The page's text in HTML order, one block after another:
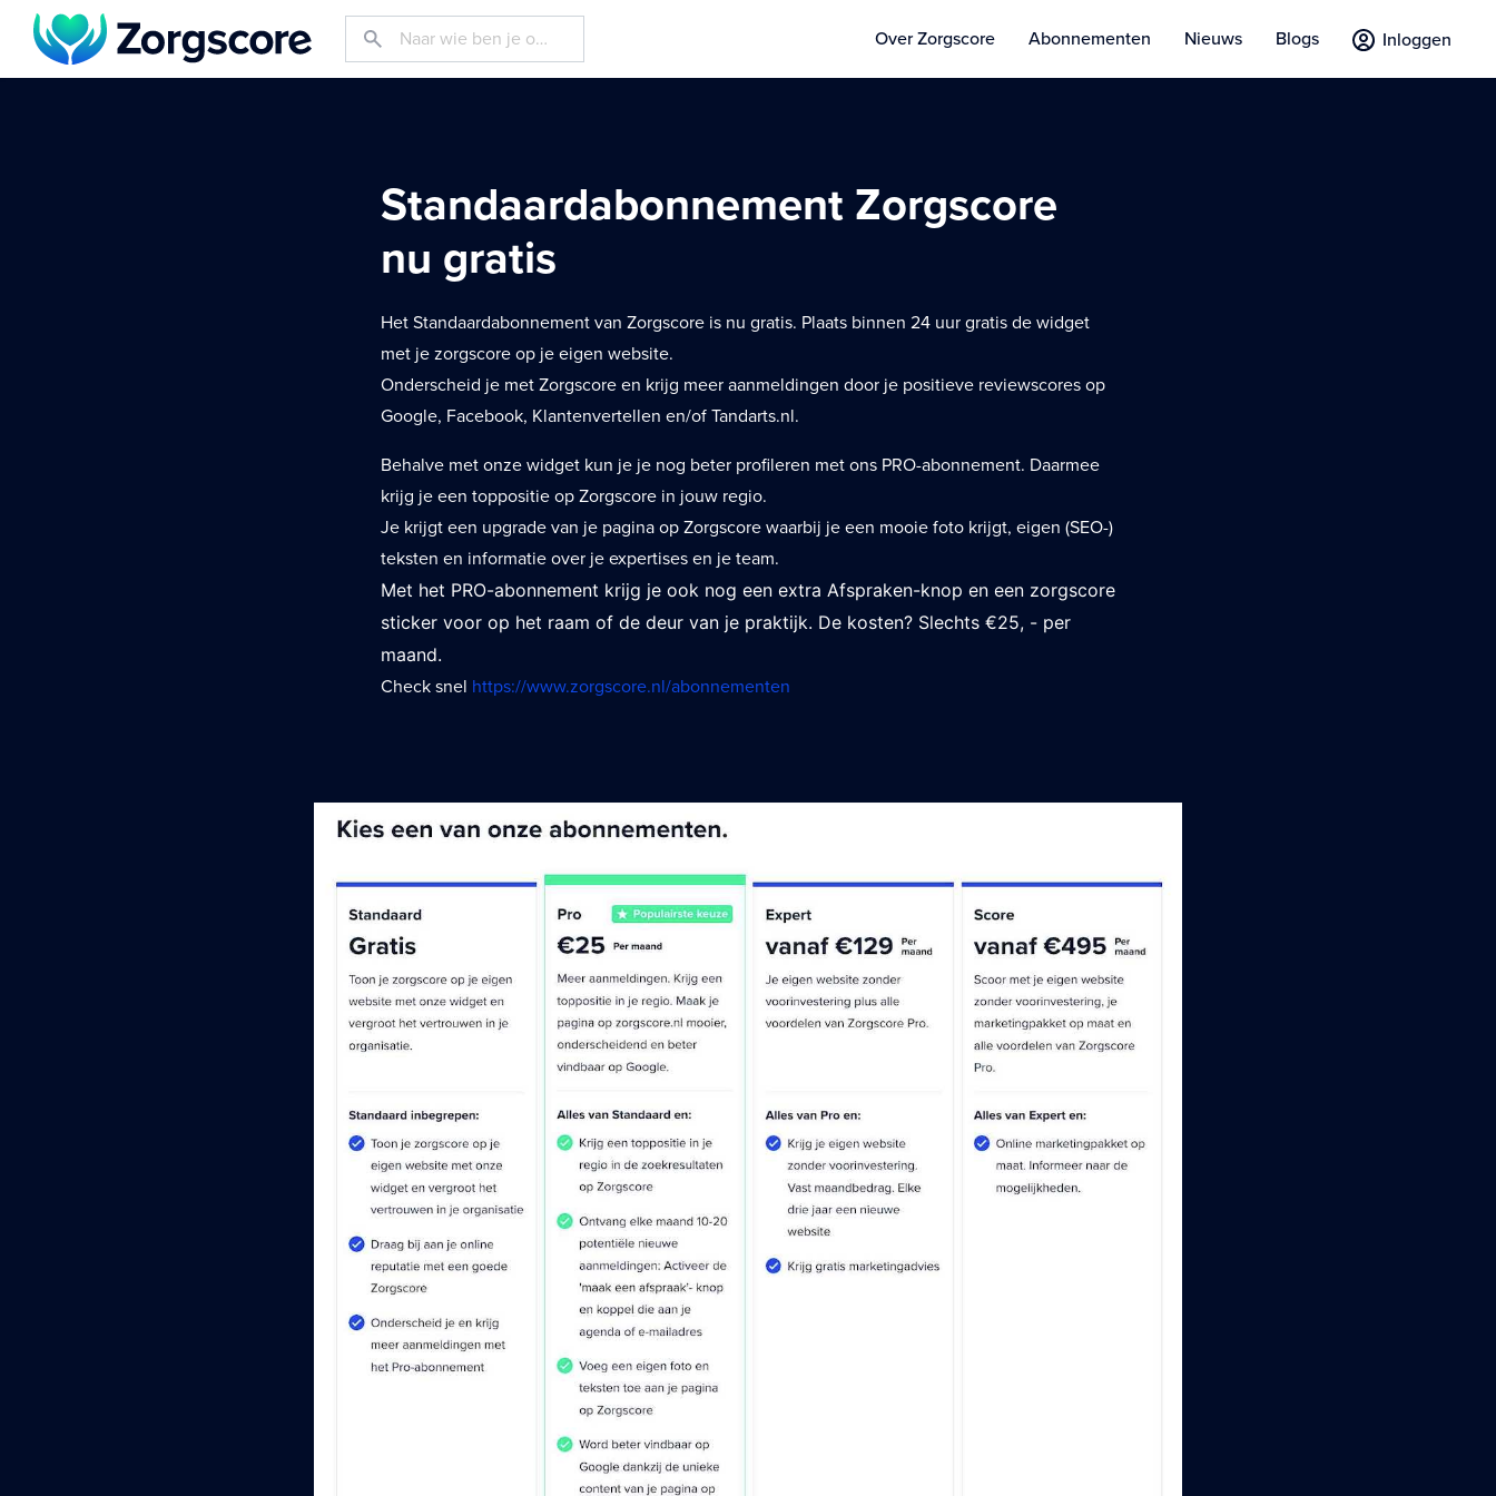
Over Zorgscore Abonnementen Nieuws Blogs Inloggen
Standaardabonnement Zorgscore
nu gratis
Het Standaardabonnement van Zorgscore is nu gratis. Plaats binnen 24 uur gratis de widget
met je zorgscore op je eigen website.
Onderscheid je met Zorgscore en krijg meer aanmeldingen door je positieve reviewscores op
Google, Facebook, Klantenvertellen en/of Tandarts.nl.
Behalve met onze widget kun je je nog beter profileren met ons PRO-abonnement. Daarmee
krijg je een toppositie op Zorgscore in jouw regio.
Je krijgt een upgrade van je pagina op Zorgscore waarbij je een mooie foto krijgt, eigen (SEO-)
teksten en informatie over je expertises en je team.
Met het PRO-abonnement krijg je ook nog een extra Afspraken-knop en een zorgscore
sticker voor op het raam of de deur van je praktijk. De kosten? Slechts €25, - per
maand.
Check snel https://www.zorgscore.nl/abonnementen